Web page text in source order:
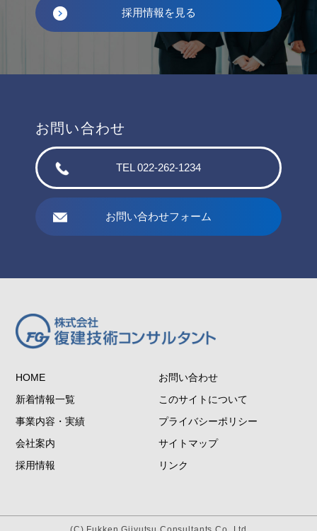
採用情報を見る
お問い合わせ
TEL 022-262-1234
お問い合わせフォーム
HOME
新着情報一覧
事業内容・実績
会社案内
採用情報
お問い合わせ
このサイトについて
プライバシーポリシー
サイトマップ
リンク